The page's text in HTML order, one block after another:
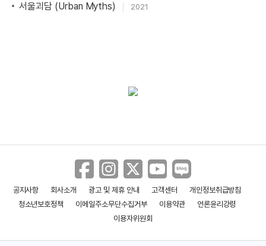
서울괴담 (Urban Myths) 2021
공지사항 회사소개 광고 및 제휴 안내 고객센터
개인정보취급방침
청소년보호정책
이메일주소무단수집거부 이용약관
언론윤리강령
이용자위원회